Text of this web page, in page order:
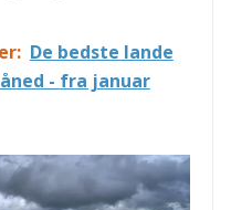
De bedste lande
- fra januar